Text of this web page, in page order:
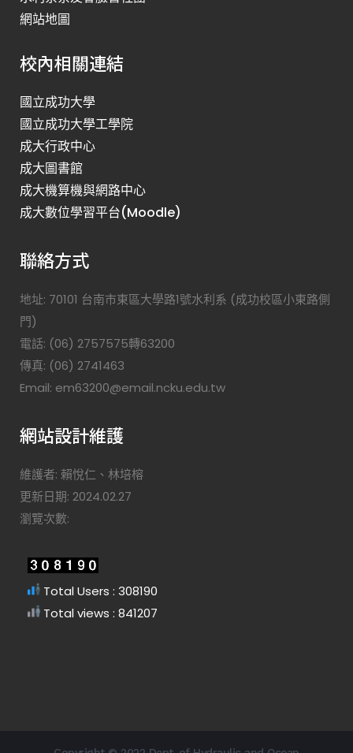
網站地圖
校內相關連結
國立成功大學
國立成功大學工學院
成大行政中心
成大圖書館
成大機算機與網路中心
成大數位學習平台(Moodle)
聯絡方式
地址: 70101 台南市東區大學路1號水利系 (成功校區小東路側
門)
電話: (06) 2757575轉63200
傳真: (06) 2741463
Email: em63200@email.ncku.edu.tw
網站設計維護
維護者: 賴悅仁、林培榕
更新日期: 2024.02.27
瀏覽次數:
Total Users : 308190
Total views : 841207